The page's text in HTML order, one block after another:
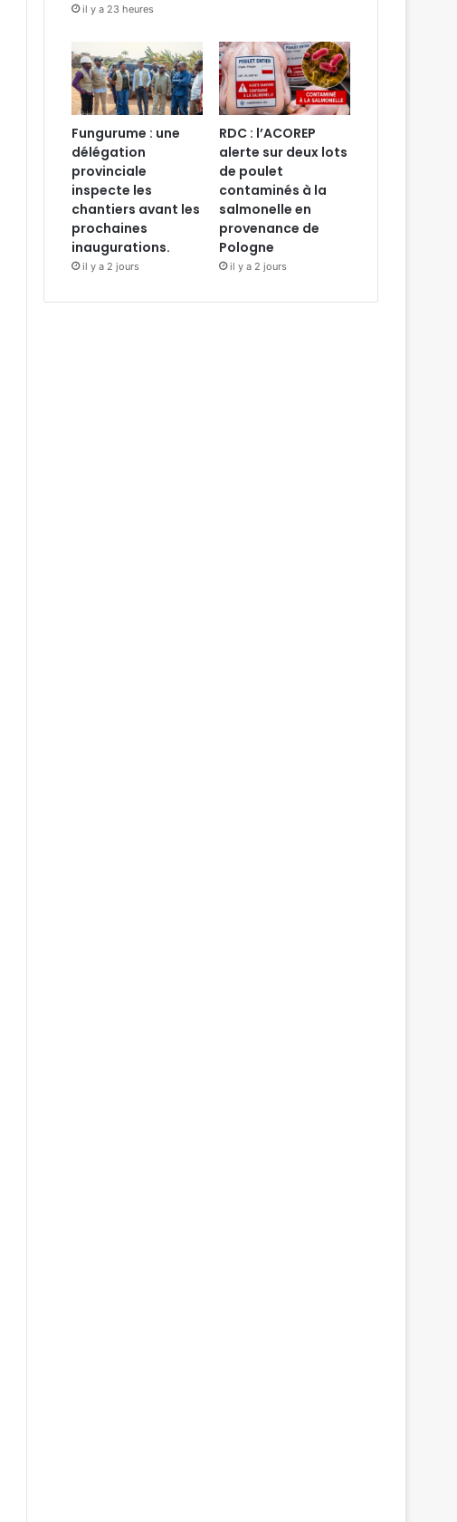
il y a 23 heures
Fungurume : une
délégation
provinciale
inspecte les
chantiers avant les
prochaines
inaugurations.
il y a 2 jours
RDC : l’ACOREP
alerte sur deux lots
de poulet
contaminés à la
salmonelle en
provenance de
Pologne
il y a 2 jours